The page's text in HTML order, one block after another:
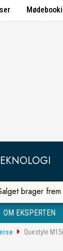
brager
OM EKSPERTEN
Questyle